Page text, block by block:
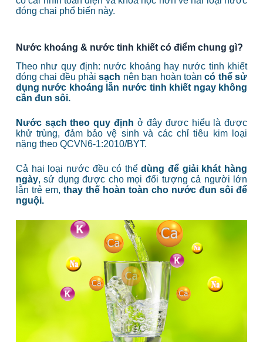
đóng chai phổ biến này.
Nước khoáng & nước tinh khiết có điểm chung gì?
Theo như quy định: nước khoáng hay nước tinh khiết
đóng chai đều phảisạch nên bạn hoàn toàncó thể sử
dụng nước khoáng lẫn nước tinh khiết ngay không
cần đun sôi.
Nước sạch theo quy định ở đây được hiểu là được
khử trùng, đảm bảo vệ sinh và các chỉ tiêu kim loại
nặng theo QCVN6-1:2010/BYT.
Cả hai loại nước đều có thểdùng để giải khát hàng
ngày, sử dụng được cho mọi đối tượng cả người lớn
lẫn trẻ em, thay thế hoàn toàn cho nước đun sôi để
nguội.